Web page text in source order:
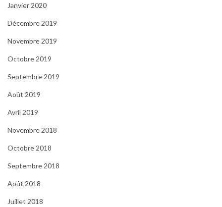
Janvier 2020
Décembre 2019
Novembre 2019
Octobre 2019
Septembre 2019
Août 2019
Avril 2019
Novembre 2018
Octobre 2018
Septembre 2018
Août 2018
Juillet 2018